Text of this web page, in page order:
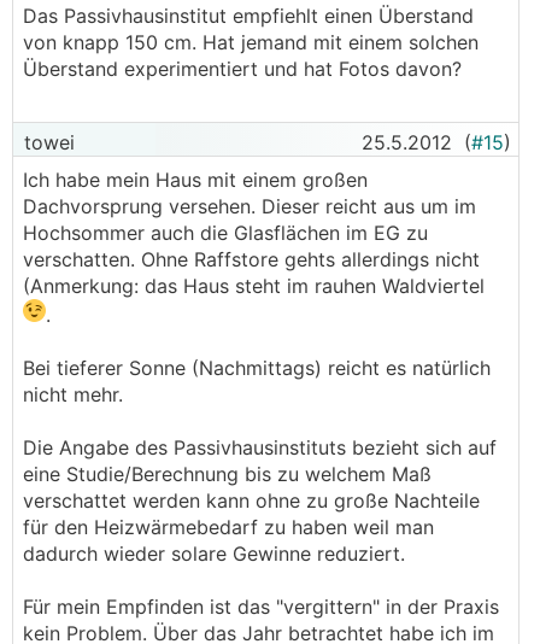
Das Passivhausinstitut empfiehlt einen Überstand
von knapp 150 cm. Hat jemand mit einem solchen
Überstand experimentiert und hat Fotos davon?
towei 25.5.2012 (#15)
Ich habe mein Haus mit einem großen
Dachvorsprung versehen. Dieser reicht aus um im
Hochsommer auch die Glasflächen im EG zu
verschatten. Ohne Raffstore gehts allerdings nicht
(Anmerkung: das Haus steht im rauhen Waldviertel
.
Bei tieferer Sonne (Nachmittags) reicht es natürlich
nicht mehr.
Die Angabe des Passivhausinstituts bezieht sich auf
eine Studie/Berechnung bis zu welchem Maß
verschattet werden kann ohne zu große Nachteile
für den Heizwärmebedarf zu haben weil man
dadurch wieder solare Gewinne reduziert.
Für mein Empfinden ist das "vergittern" in der Praxis
kein Problem. Über das Jahr betrachtet habe ich im